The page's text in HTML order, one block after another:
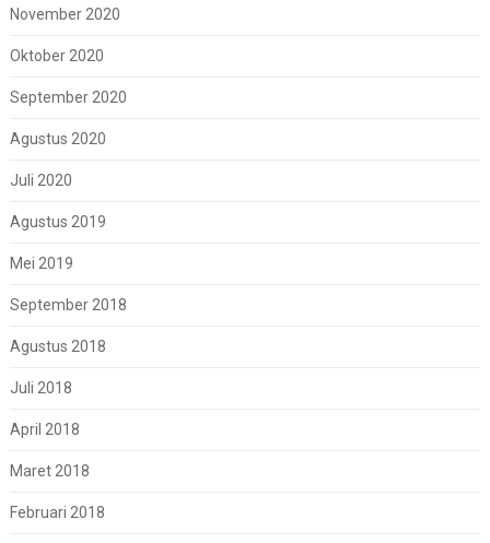
November 2020
Oktober 2020
September 2020
Agustus 2020
Juli 2020
Agustus 2019
Mei 2019
September 2018
Agustus 2018
Juli 2018
April 2018
Maret 2018
Februari 2018